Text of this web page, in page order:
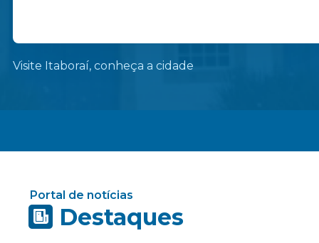
Visite Itaboraí, conheça a cidade
Portal de notícias
Destaques